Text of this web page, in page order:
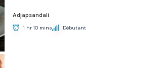
Adjapsandali
1 hr 10 mins Débutant